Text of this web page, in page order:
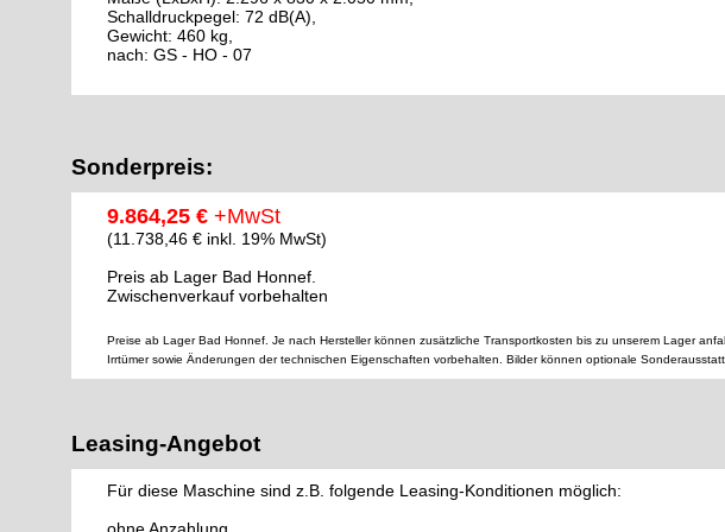
Schalldruckpegel: 72 dB(A),
Gewicht: 460 kg,
nach: GS - HO - 07
Sonderpreis:
9.864,25 € +MwSt
(11.738,46 € inkl. 19% MwSt)
Preis ab Lager Bad Honnef.
Zwischenverkauf vorbehalten
Preise ab Lager Bad Honnef. Je nach Hersteller können zusätzliche Transportkosten bis zu unserem Lager
Irrtümer sowie Änderungen der technischen Eigenschaften vorbehalten. Bilder können optionale
Leasing-Angebot
Für diese Maschine sind z.B. folgende Leasing-Konditionen möglich: